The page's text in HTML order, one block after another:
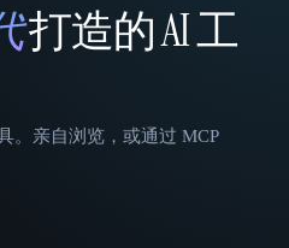
打造的 AI 工
。亲自浏览，或通过 MCP